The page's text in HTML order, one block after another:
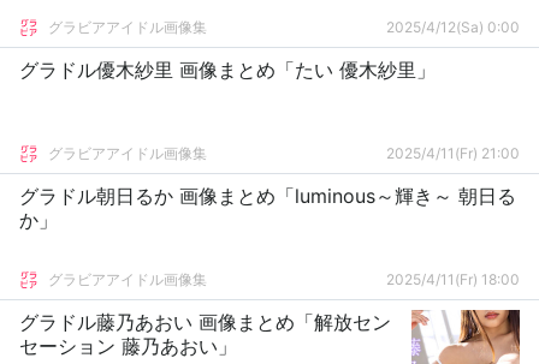
グラビアアイドル画像集 2025/4/12(Sa) 0:00
グラドル優木紗里 画像まとめ「たい 優木紗里」
グラビアアイドル画像集 2025/4/11(Fr) 21:00
グラドル朝日るか 画像まとめ「luminous～輝き～ 朝日る
か」
グラビアアイドル画像集 2025/4/11(Fr) 18:00
グラドル藤乃あおい 画像まとめ「解放セン
セーション 藤乃あおい」